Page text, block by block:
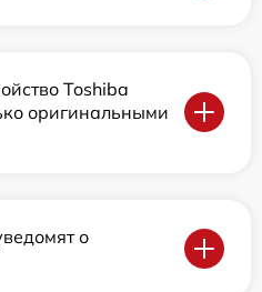
Toshiba
оригинальными
о